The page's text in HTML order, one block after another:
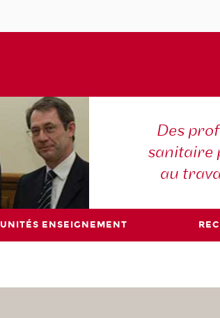
Des
sanitaire
au
UNITÉS ENSEIGNEMENT